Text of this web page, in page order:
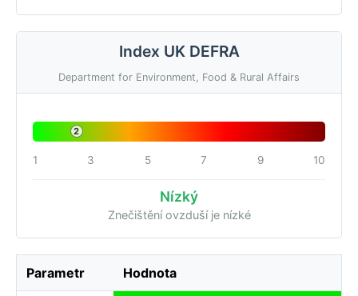
Index UK DEFRA
Department for Environment, Food & Rural Affairs
2
1 3 5 7 9 10
Nízký
Znečištění ovzduší je nízké
Parametr Hodnota